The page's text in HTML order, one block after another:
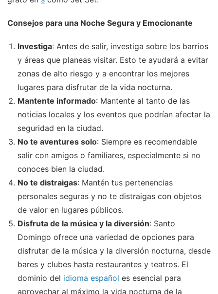
Consejos para una Noche Segura y Emocionante
Investiga: Antes de salir, investiga sobre los barrios
y áreas que planeas visitar. Esto te ayudará a evitar
zonas de alto riesgo y a encontrar los mejores
lugares para disfrutar de la vida nocturna.
Mantente informado: Mantente al tanto de las
noticias locales y los eventos que podrían afectar la
seguridad en la ciudad.
No te aventures solo: Siempre es recomendable
salir con amigos o familiares, especialmente si no
conoces bien la ciudad.
No te distraigas: Mantén tus pertenencias
personales seguras y no te distraigas con objetos
de valor en lugares públicos.
Disfruta de la música y la diversión: Santo
Domingo ofrece una variedad de opciones para
disfrutar de la música y la diversión nocturna, desde
bares y clubes hasta restaurantes y teatros. El
dominio del idioma español es esencial para
aprovechar al máximo la vida nocturna de la